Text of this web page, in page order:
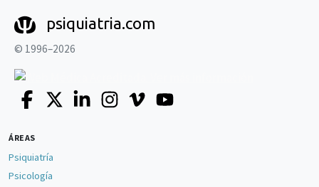
psiquiatria.com
© 1996–2026
ÁREAS
Psiquiatría
Psicología